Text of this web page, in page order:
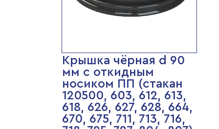
Крышка чёрная d 90
мм с откидным
носиком ПП (стакан
120500, 603, 612, 613,
618, 626, 627, 628, 664,
670, 675, 711, 713, 716,